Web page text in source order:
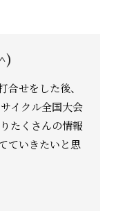
せをした後、
イクル全国大会
たくさんの情報
ていきたいと思